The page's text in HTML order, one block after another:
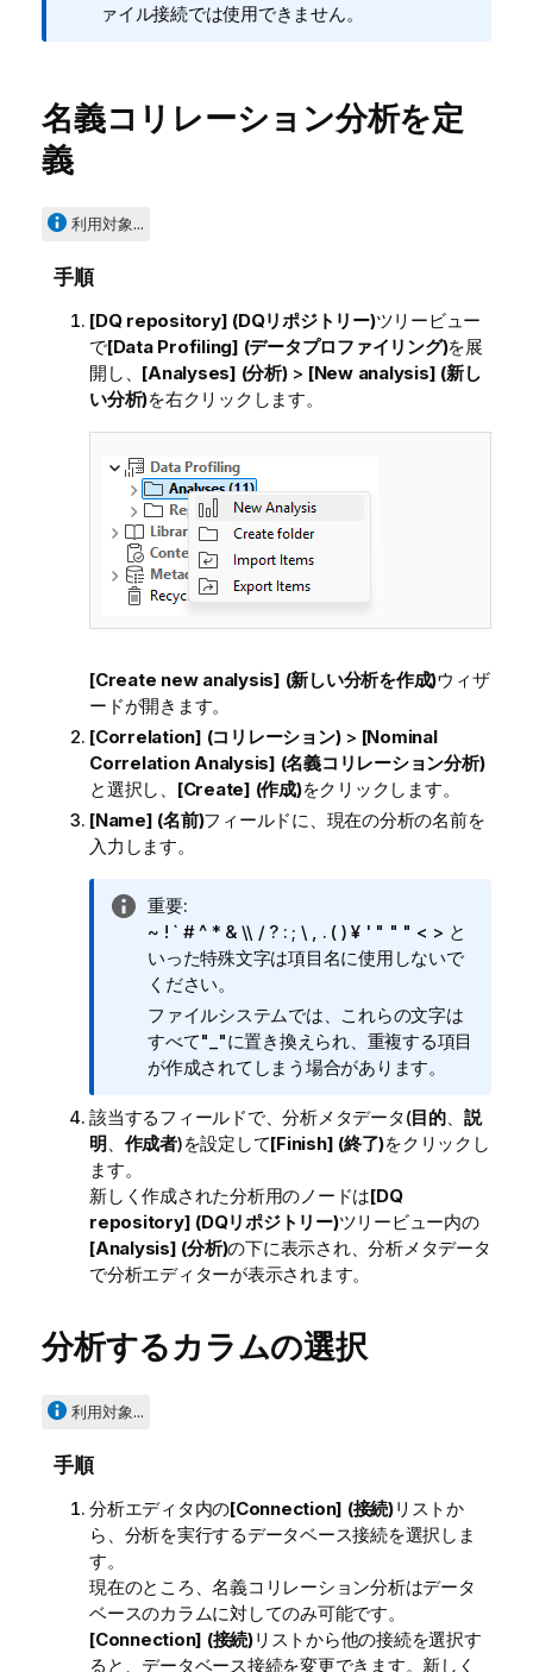
メ
ァイル接続では使用できません。
名義コリレーション分析を定
義
利用対象...
手順
[DQ repository] (DQリポジトリー)ツリービュー
で[Data Profiling] (データプロファイリング)を展
開し、 [Analyses] (分析)> [New analysis] (新し
い分析)を右クリックします。
[Create new analysis] (新しい分析を作成)ウィザ
ードが開きます。
[Correlation] (コリレーション)> [Nominal
Correlation Analysis] (名義コリレーション分析)
と選択し、 [Create] (作成)をクリックします。
[Name] (名前)フィールドに、現在の分析の名前を
入力します。
情
報
メ
モ
重要:
~ ! ` # ^ * & \\ / ? : ; \ , . ( ) ¥ ' " " " < > と
いった特殊文字は項目名に使用しないで
ください。
ファイルシステムでは、これらの文字は
すべて"_"に置き換えられ、重複する項目
が作成されてしまう場合があります。
該当するフィールドで、分析メタデータ(目的、 説
明 、 作成者)を設定して[Finish] (終了)をクリックし
ます。
新しく作成された分析用のノードは[DQ
repository] (DQリポジトリー)ツリービュー内の
[Analysis] (分析)の下に表示され、分析メタデータ
で分析エディターが表示されます。
分析するカラムの選択
利用対象...
手順
分析エディタ内の[Connection] (接続)リストか
ら、分析を実行するデータベース接続を選択しま
す。
現在のところ、名義コリレーション分析はデータ
ベースのカラムに対してのみ可能です。
[Connection] (接続)リストから他の接続を選択す
ると、データベース接続を変更できます。新しく